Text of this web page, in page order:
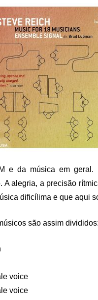
e da música em geral.
A alegria, a precisão
dificílima e que aqui
são assim divididos:
voice
voice